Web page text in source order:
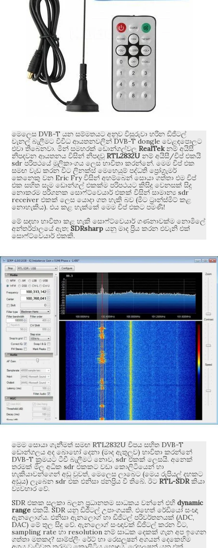
මෙලෙස DVB-T යන සම්මතයට අනුව විසුරුවා හරින ඩිජිටල්
චැනල් බැලීමට විවිධ ආයතනවලින් DVB-T dongle වෙළඳපොලට
එවා තිබෙනවා. මින් සමහරක් ඩොන්ගල්වල RealTek නම් අයිසී
නිපදවන ආයතනය විසින් නිපදවූ RTL2832U නම් අයිසී/චිප් එකයි
sdr පරිපථයේ මූලිකාංගය ලෙස භාවිතා කරන්නේ. මෙම චිප් එක
සමඟ වැඩ කරන විට ලිනක්ස් මෙහෙයුම් පද්ධති ප්‍රෝග්‍රැමර්
කෙනෙකු වන Eric Fry විසින් අහම්බෙන් සොයා ගත්තා එම චිප්
එක සහිත සෑම ඩොන්ගල් එකක්ම පරිපථයට කිසිදු වෙනසක් සිදු
නොකරම පරිගනක සොෆ්ට්වෙයාර් එකක් විසින් සාමාන්‍ය sdr
receiver එකක් ලෙස යොදා ගත හැකි බව (මීට ට්‍රාන්ස්මිට් කළ
නොහැකිය). එය කළ හැක්කේ මෙම චිප් එකට පමණි!
මේ සඳහා භාවිතා කළ හැකි සොෆ්ට්වෙයාර් ගණනාවක්ම නොමිලේ
අන්තර්ජාලයේ ඇත; SDRsharp යනු මාද ප්‍රිය කරන එවැනි එක්
සොෆ්ට්වෙයාර් එකකි.
මෙම සොයා ගැනීමත් සමඟ RTL2832U චිපය සහිත DVB-T
ඩොන්ගලය අද බොහෝ දෙනා (මාද ඇතුලුව) භාවිතා කරන්නේ
DVB-T ක්‍රමයට ටීවී බැලීමට නොව, sdrඑකක් ලෙසයි. අනෙක්
තරමක් මිල අධික sdr එකකට වඩා කොලිටියෙන් හා
හැකියාවන්ගෙන් අඩු වුවත්, මෙලෙස ලාබෙට (මෙය රුපියල් දහකට
අඩුය) ලැබෙන sdrඑක එනිසා ජනප්‍රිය වී තිබේ. ඊට RTL-SDR කියා
ව්‍යවහාර වේ.
SDR එකක සලකා බලන ප්‍රධානතම සාධකය වන්නේ එහි dynamic
range එකයි. SDR යනු ඩිජිටල් උපාංගයකි. එහෙත් රේඩියෝ සංඥා
ඇනලොග්ය. එනිසා ඇනලොග් හා ඩිජිටල් පරිවර්තනයක් (ADC,
DAC) මේ තුල සිදු වේ. ඇනලොග් සංඥාවක් ඩිජිටල් කරන විට,
sampling rate හා resolution නම් සාධක දෙකක් ගැන අප ඉගෙන
ගත්තා මතකද? සාම්ප්ලිං රේට් හා රෙසලූෂන් අගයන් දෙකෙහිම